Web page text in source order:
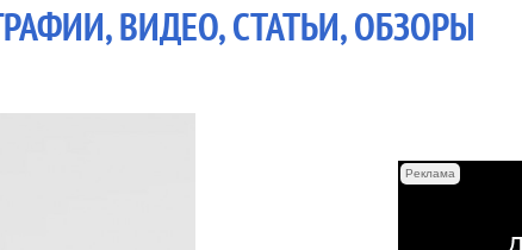
ВИДЕО, СТАТЬИ, ОБЗОРЫ
Реклама